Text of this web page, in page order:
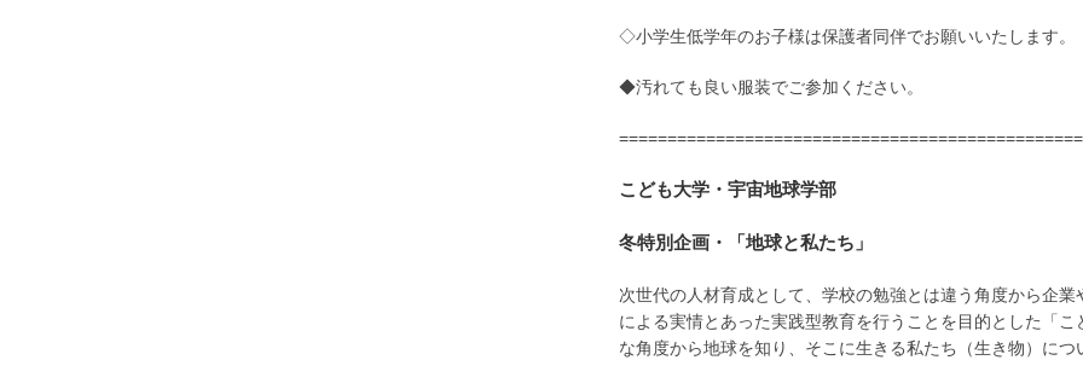
◇小学生低学年のお子様は保護者同伴でお願いいたします。
◆汚れても良い服装でご参加ください。
こども大学・宇宙地球学部
冬特別企画・「地球と私たち」
次世代の人材育成として、学校の勉強とは違う角度から企
による実情とあった実践型教育を行うことを目的とした「
な角度から地球を知り、そこに生きる私たち（生き物）につ